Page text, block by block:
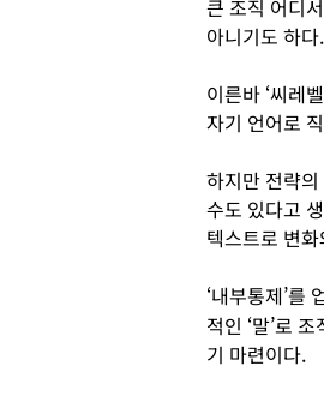
큰 조직 어디
아니기도 하다.
이른바 ‘씨레
자기 언어로
하지만 전략
수도 있다고
텍스트로 변
‘내부통제’를
적인 ‘말’로
기 마련이다.